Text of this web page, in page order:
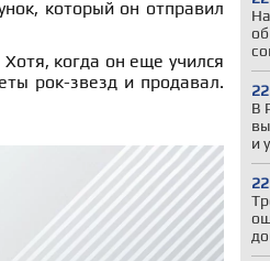
В
и
который он отправил
когда он еще учился
рок-звезд и продавал.